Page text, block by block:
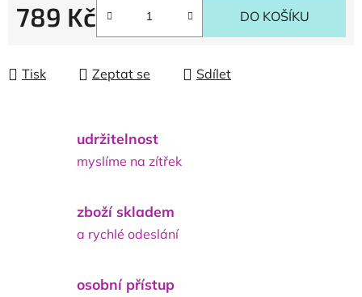
789 Kč DO KOŠÍKU
Tisk Zeptat se Sdílet
udržitelnost
myslíme na zítřek
zboží skladem
a rychlé odeslání
osobní přístup